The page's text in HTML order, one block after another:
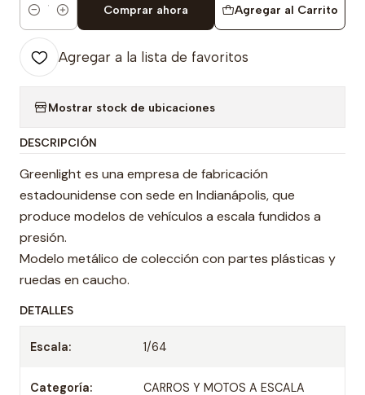
Cantidad
Agregar al Carrito
Comprar ahora
Agregar a la lista de favoritos
Mostrar stock de ubicaciones
DESCRIPCIÓN
Greenlight es una empresa de fabricación
estadounidense con sede en Indianápolis, que
produce modelos de vehículos a escala fundidos a
presión.
Modelo metálico de colección con partes plásticas y
ruedas en caucho.
DETALLES
Escala: 1/64
Categoría: CARROS Y MOTOS A ESCALA